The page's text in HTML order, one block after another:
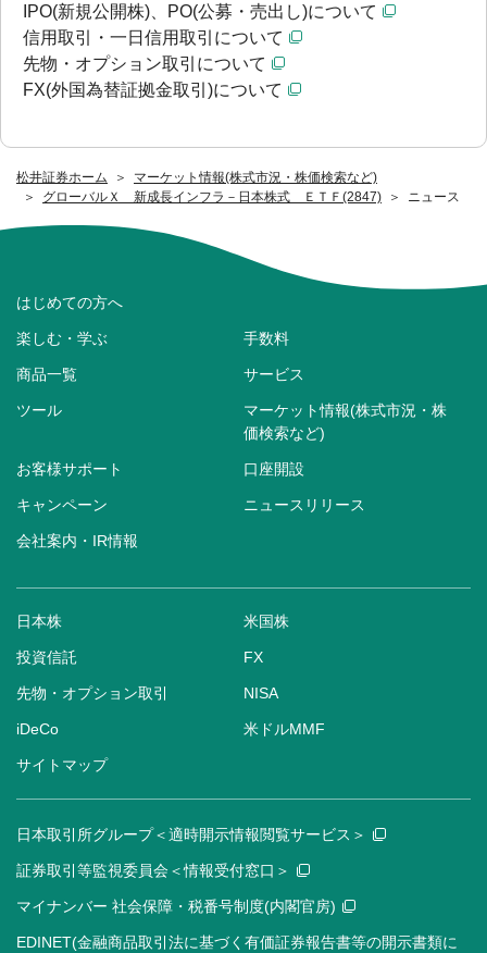
松井証券ホーム
マーケット情報(株式市況・株価検索など)
グローバルＸ 新成長インフラ－日本株式 ＥＴＦ(2847)
ニュース
IPO(新規公開株)、PO(公募・売出し)について
信用取引・一日信用取引について
先物・オプション取引について
FX(外国為替証拠金取引)について
はじめての方へ
楽しむ・学ぶ 手数料
商品一覧 サービス
ツール
マーケット情報(株式市況・株
価検索など)
お客様サポート 口座開設
キャンペーン ニュースリリース
会社案内・IR情報
日本株 米国株
投資信託 FX
先物・オプション取引 NISA
iDeCo 米ドルMMF
サイトマップ
日本取引所グループ＜適時開示情報閲覧サービス＞
証券取引等監視委員会＜情報受付窓口＞
マイナンバー 社会保障・税番号制度(内閣官房)
EDINET(金融商品取引法に基づく有価証券報告書等の開示書類に